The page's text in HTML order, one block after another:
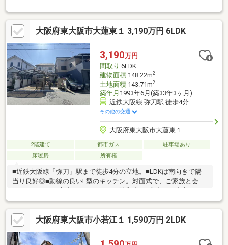
能！■ハウスフリーダムは【東証スタンダード上場企業】です☆■
物件多数揃えております！是非店頭へお越し下さい♪■頭金０円の
フルローンが可能です♪■お客様のライフプランに沿った物件をご
提案させて頂きます☆■不動産購入や住宅ローンについてお気軽
にお問合せ下さい♪■ご来店の際は、店舗横に駐車スペース４台分
ございます♪■東大阪市・八尾市の【中古戸建】ならハウスフリー
ダム八尾店 +o☆*.+o◇
大阪府東大阪市大蓮東１ 3,190万円 6LDK
3,190万円
間取り 6LDK
建物面積148.22m2
土地面積143.71m2
築年月 1993年6月(築33年3ヶ月)
近鉄大阪線 弥刀駅 徒歩4分
その他の交通
大阪府東大阪市大蓮東１
2階建て 都市ガス
駐車場あり
床暖房
所有権
■近鉄大阪線「弥刀」駅まで徒歩4分の立地。■LDKは南向きで陽
当り良好◎■動線の良いL型のキッチン。対面式で、ご家族と会話
能、シーンに合わせて多用途に使えます。■2階和室2部屋は、扉
を開放して約13.5帖のゆとりある空間として一体利用が可能。■2
部屋に跨った幅広の南向きバルコニー付き。■各洋室は振り分け
タイプ、プライバシーを大切にできる間取り設計。■洗面台・ト
イレが各階にあり、混雑する朝もストレスなく使えます。■駐車
大阪府東大阪市小若江１ 1,590万円 2LDK